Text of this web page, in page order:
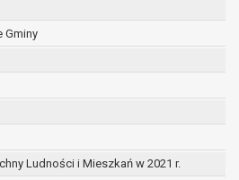
Gminy
Ludności i Mieszkań w 2021 r.
18 RODO, w przypadku gdy:
której dane dotyczą kwestionuje
– na okres pozwalający
tych danych,
danych jest niezgodne z
dotyczą, sprzeciwia się usunięciu
nie potrzebuje już danych dla